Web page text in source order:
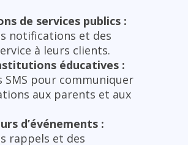
de services publics :
notifications et des
à leurs clients.
éducatives :
SMS pour communiquer
aux parents et aux
d’événements :
rappels et des